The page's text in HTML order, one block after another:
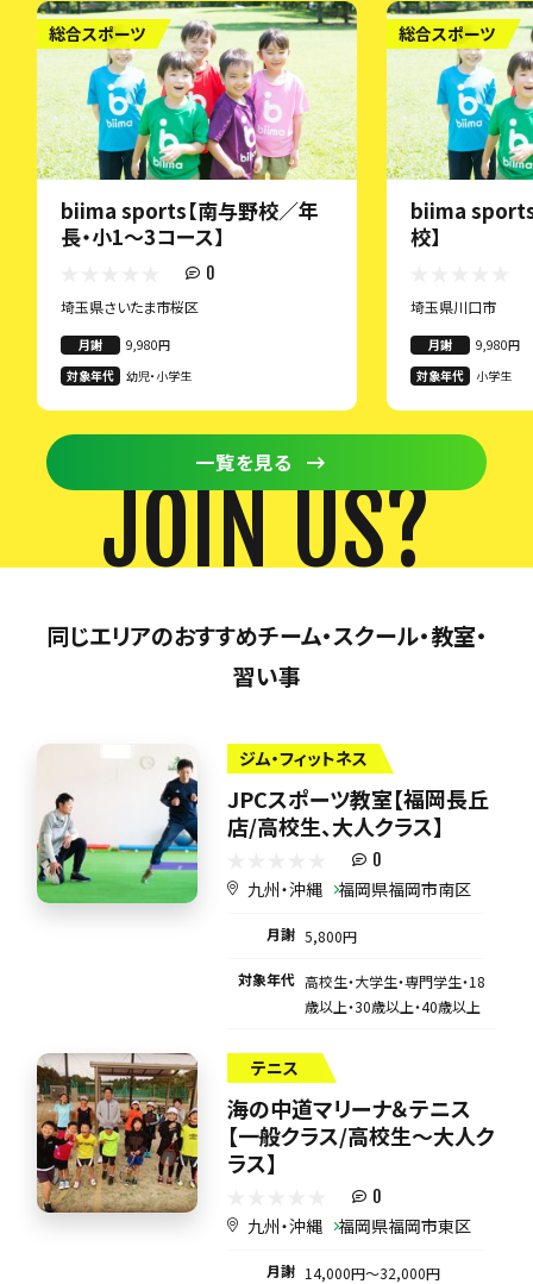
総合スポーツ
biima sports【南与野校／年
長・小1〜3コース】
0
埼玉県さいたま市桜区
月謝
9,980円
対象年代
幼児・小学生
総合スポーツ
biima sports
校】
埼玉県川口市
月謝
9,980円
対象年代
小学生
一覧を見る
JOIN US?
同じエリアのおすすめチーム・スクール・教室・
習い事
ジム・フィットネス
JPCスポーツ教室【福岡長丘
店/高校生、大人クラス】
0
九州・沖縄 福岡県福岡市南区
月謝 5,800円
対象年代 高校生・大学生・専門学生・18
歳以上・30歳以上・40歳以上
テニス
海の中道マリーナ＆テニス
【一般クラス/高校生～大人ク
ラス】
0
九州・沖縄 福岡県福岡市東区
月謝 14,000円〜32,000円